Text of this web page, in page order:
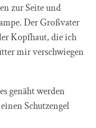
zur Seite und
Der Großvater
Kopfhaut, die ich
mir verschwiegen
genäht werden
Schutzengel